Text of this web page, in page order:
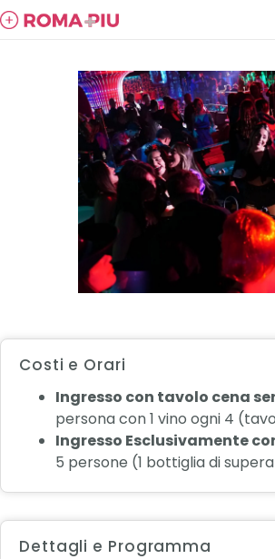
Costi e Orari
Ingresso con tavolo cena
persona con 1 vino ogni 4
Ingresso Esclusivamente
5 persone (1 bottiglia di
Dettagli e Programma